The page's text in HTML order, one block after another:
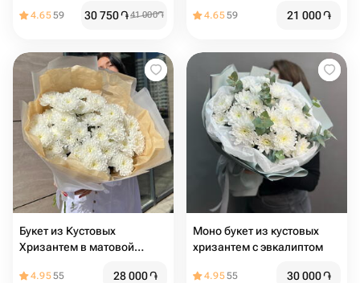
4.6559 30 750֏41 000֏ 4.6559 21 000֏
Букет из Кустовых
Хризантем в матовой
4.9555 28 000֏
Моно букет из кустовых
хризантем с эвкалиптом
4.9555 30 000֏